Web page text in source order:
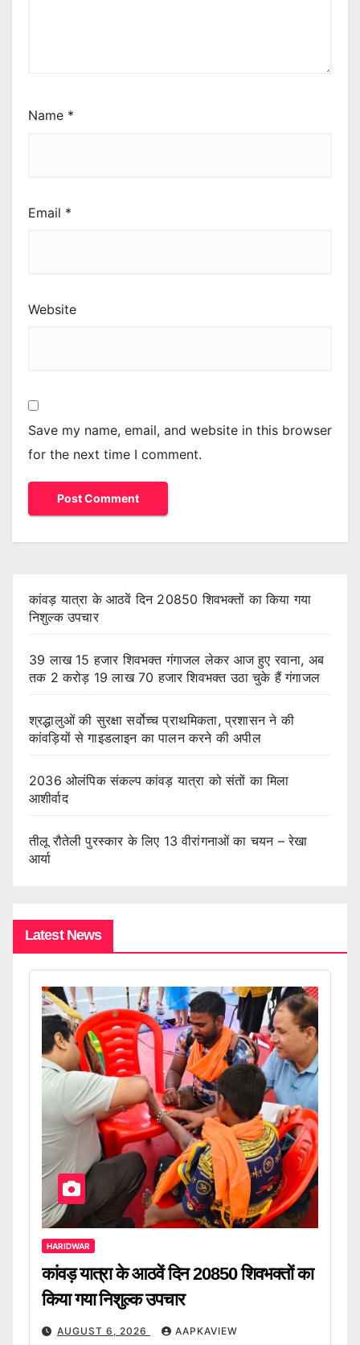
Name *
Email *
Website
Save my name, email, and website in this browser
for the next time I comment.
कांवड़ यात्रा के आठवें दिन 20850 शिवभक्तों का किया गया
निशुल्क उपचार
39 लाख 15 हजार शिवभक्त गंगाजल लेकर आज हुए रवाना, अब
तक 2 करोड़ 19 लाख 70 हजार शिवभक्त उठा चुके हैं गंगाजल
श्रद्धालुओं की सुरक्षा सर्वोच्च प्राथमिकता, प्रशासन ने की
कांवड़ियों से गाइडलाइन का पालन करने की अपील
2036 ओलंपिक संकल्प कांवड़ यात्रा को संतों का मिला
आशीर्वाद
तीलू रौतेली पुरस्कार के लिए 13 वीरांगनाओं का चयन – रेखा
आर्या
Latest News
HARIDWAR
कांवड़ यात्रा के आठवें दिन 20850 शिवभक्तों का
किया गया निशुल्क उपचार
AUGUST 6, 2026 AAPKAVIEW